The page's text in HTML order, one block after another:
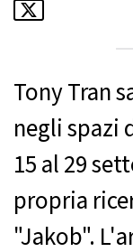
Tony Tran
negli spazi
15 al 29
propria
"Jakob".